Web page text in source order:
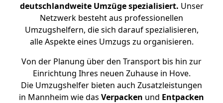
deutschlandweite Umzüge spezialisiert. Unser
Netzwerk besteht aus professionellen
Umzugshelfern, die sich darauf spezialisieren,
alle Aspekte eines Umzugs zu organisieren.
Von der Planung über den Transport bis hin zur
Einrichtung Ihres neuen Zuhause in Hove.
Die Umzugshelfer bieten auch Zusatzleistungen
in Mannheim wie das Verpacken und Entpacken